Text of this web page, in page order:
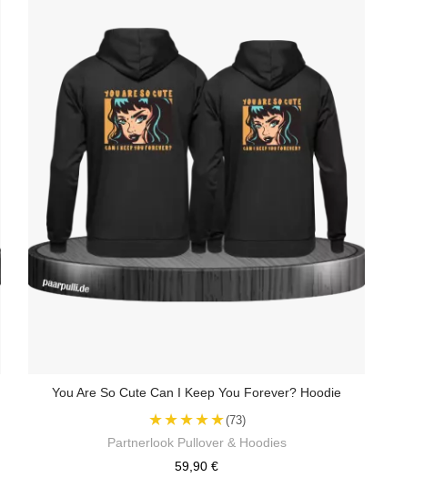
You Are So Cute Can I Keep You Forever? Hoodie
★★★★★(73)
Partnerlook Pullover & Hoodies
59,90 €